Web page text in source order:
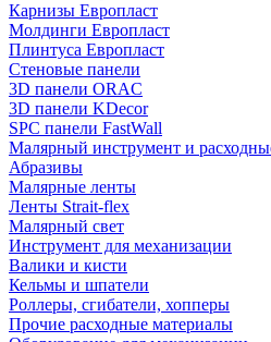
Карнизы Европласт
Молдинги Европласт
Плинтуса Европласт
Стеновые панели
3D панели ORAC
3D панели KDecor
SPC панели FastWall
Малярный инструмент и
Абразивы
Малярные ленты
Ленты Strait-flex
Малярный свет
Инструмент для механизации
Валики и кисти
Кельмы и шпатели
Роллеры, сгибатели, хопперы
Прочие расходные материалы